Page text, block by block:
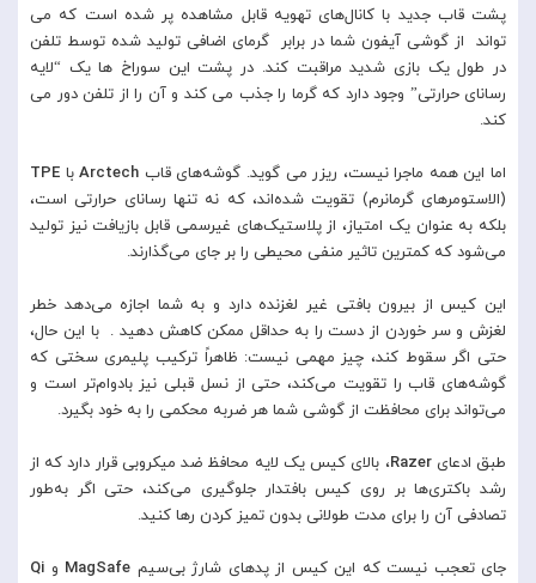
پشت قاب جدید با کانال‌های تهویه قابل مشاهده پر شده است که می
تواند از گوشی آیفون شما در برابر گرمای اضافی تولید شده توسط تلفن
در طول یک بازی شدید مراقبت کند. در پشت این سوراخ ها یک “لایه
رسانای حرارتی” وجود دارد که گرما را جذب می کند و آن را از تلفن دور می
کند.
اما این همه ماجرا نیست، ریزر می گوید. گوشه‌های قاب Arctech با TPE
(الاستومرهای گرمانرم) تقویت شده‌اند، که نه تنها رسانای حرارتی است،
بلکه به عنوان یک امتیاز، از پلاستیک‌های غیرسمی قابل بازیافت نیز تولید
می‌شود که کمترین تاثیر منفی محیطی را بر جای می‌گذارند.
این کیس از بیرون بافتی غیر لغزنده دارد و به شما اجازه می‌دهد خطر
لغزش و سر خوردن از دست را به حداقل ممکن کاهش دهید . با این حال،
حتی اگر سقوط کند، چیز مهمی نیست: ظاهراً ترکیب پلیمری سختی که
گوشه‌های قاب را تقویت می‌کند، حتی از نسل قبلی نیز بادوام‌تر است و
می‌تواند برای محافظت از گوشی شما هر ضربه محکمی را به خود بگیرد.
طبق ادعایRazer، بالای کیس یک لایه محافظ ضد میکروبی قرار دارد که از
رشد باکتری‌ها بر روی کیس بافتدار جلوگیری می‌کند، حتی اگر به‌طور
تصادفی آن را برای مدت طولانی بدون تمیز کردن رها کنید.
جای تعجب نیست که این کیس از پدهای شارژ بی‌سیم MagSafe و Qi